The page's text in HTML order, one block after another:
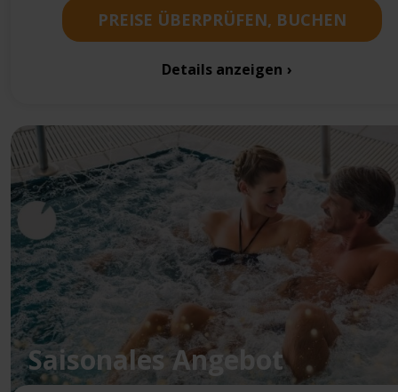
PREISE ÜBERPRÜFEN, BUCHEN
Details anzeigen
Saisonales Angebot